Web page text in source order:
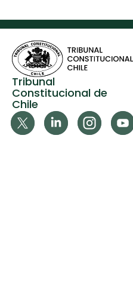
Tribunal
Constitucional de
Chile